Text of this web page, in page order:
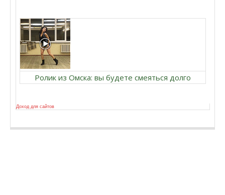
Ролик из Омска: вы будете смеяться долго
Доход для сайтов